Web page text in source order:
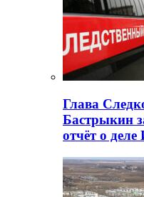
Глава
Бастрыкин
отчёт о